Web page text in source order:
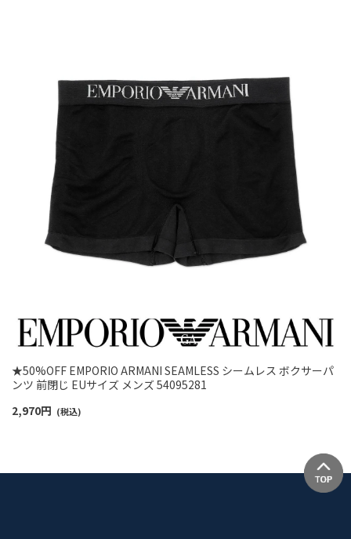
★50%OFF EMPORIO ARMANI SEAMLESS シームレス ボクサーパ
ンツ 前閉じ EUサイズ メンズ 54095281
2,970円 (税込)